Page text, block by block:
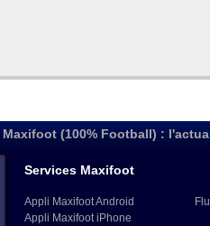
Maxifoot (100% Football) :
Services Maxifoot
Appli Maxifoot Android
Appli Maxifoot iPhone